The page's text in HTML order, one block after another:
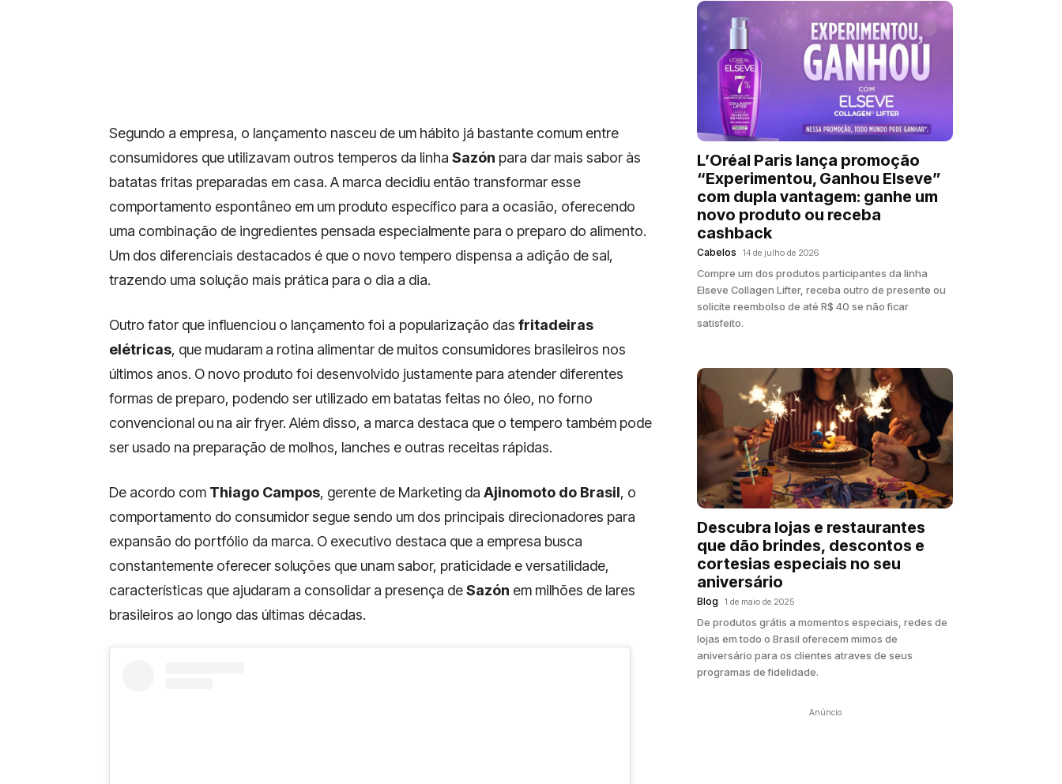
Segundo a empresa, o lançamento nasceu de um hábito já bastante comum entre
consumidores que utilizavam outros temperos da linha Sazón para dar mais sabor às
batatas fritas preparadas em casa. A marca decidiu então transformar esse
comportamento espontâneo em um produto específico para a ocasião, oferecendo
uma combinação de ingredientes pensada especialmente para o preparo do alimento.
Um dos diferenciais destacados é que o novo tempero dispensa a adição de sal,
trazendo uma solução mais prática para o dia a dia.
Outro fator que influenciou o lançamento foi a popularização das fritadeiras
elétricas, que mudaram a rotina alimentar de muitos consumidores brasileiros nos
últimos anos. O novo produto foi desenvolvido justamente para atender diferentes
formas de preparo, podendo ser utilizado em batatas feitas no óleo, no forno
convencional ou na air fryer. Além disso, a marca destaca que o tempero também pode
ser usado na preparação de molhos, lanches e outras receitas rápidas.
De acordo com Thiago Campos, gerente de Marketing da Ajinomoto do Brasil, o
comportamento do consumidor segue sendo um dos principais direcionadores para
expansão do portfólio da marca. O executivo destaca que a empresa busca
constantemente oferecer soluções que unam sabor, praticidade e versatilidade,
características que ajudaram a consolidar a presença deSazón em milhões de lares
brasileiros ao longo das últimas décadas.
L’Oréal Paris lança promoção
“Experimentou, Ganhou Elseve”
com dupla vantagem: ganhe um
novo produto ou receba
cashback
Cabelos 14 de julho de 2026
Compre um dos produtos participantes da linha
Elseve Collagen Lifter, receba outro de presente ou
solicite reembolso de até R$ 40 se não ficar
satisfeito.
Descubra lojas e restaurantes
que dão brindes, descontos e
cortesias especiais no seu
aniversário
Blog 1 de maio de 2025
De produtos grátis a momentos especiais, redes de
lojas em todo o Brasil oferecem mimos de
aniversário para os clientes atraves de seus
programas de fidelidade.
Anúncio